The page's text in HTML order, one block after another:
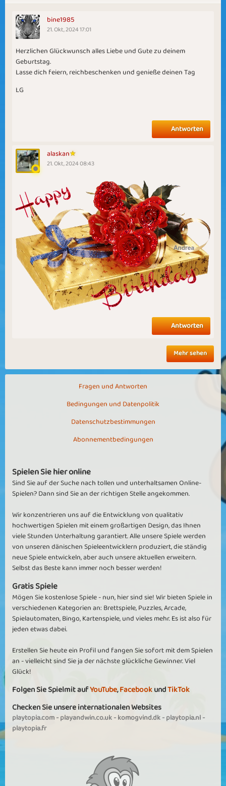
bine1985
21. Okt, 2024 17:01
Herzlichen Glückwunsch alles Liebe und Gute zu deinem
Geburtstag.
Lasse dich feiern, reichbeschenken und genieße deinen Tag
LG
Antworten
alaskan
21. Okt, 2024 08:43
Antworten
Mehr sehen
Fragen und Antworten
Bedingungen und Datenpolitik
Datenschutzbestimmungen
Abonnementbedingungen
Spielen Sie hier online
Sind Sie auf der Suche nach tollen und unterhaltsamen Online-
Spielen? Dann sind Sie an der richtigen Stelle angekommen.
Wir konzentrieren uns auf die Entwicklung von qualitativ
hochwertigen Spielen mit einem großartigen Design, das Ihnen
viele Stunden Unterhaltung garantiert. Alle unsere Spiele werden
von unseren dänischen Spieleentwicklern produziert, die ständig
neue Spiele entwickeln, aber auch unsere aktuellen erweitern.
Selbst das Beste kann immer noch besser werden!
Gratis Spiele
Mögen Sie kostenlose Spiele - nun, hier sind sie! Wir bieten Spiele in
verschiedenen Kategorien an: Brettspiele, Puzzles, Arcade,
Spielautomaten, Bingo, Kartenspiele, und vieles mehr. Es ist also für
jeden etwas dabei.
Erstellen Sie heute ein Profil und fangen Sie sofort mit dem Spielen
an - vielleicht sind Sie ja der nächste glückliche Gewinner. Viel
Glück!
Folgen Sie Spielmit aufYouTube,FacebookundTikTok
Checken Sie unsere internationalen Websites
playtopia.com-playandwin.co.uk-komogvind.dk-playtopia.nl-
playtopia.fr